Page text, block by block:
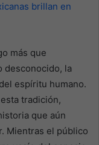
brillan en
más que
desconocido, la
espíritu humano.
tradición,
que aún
Mientras el público